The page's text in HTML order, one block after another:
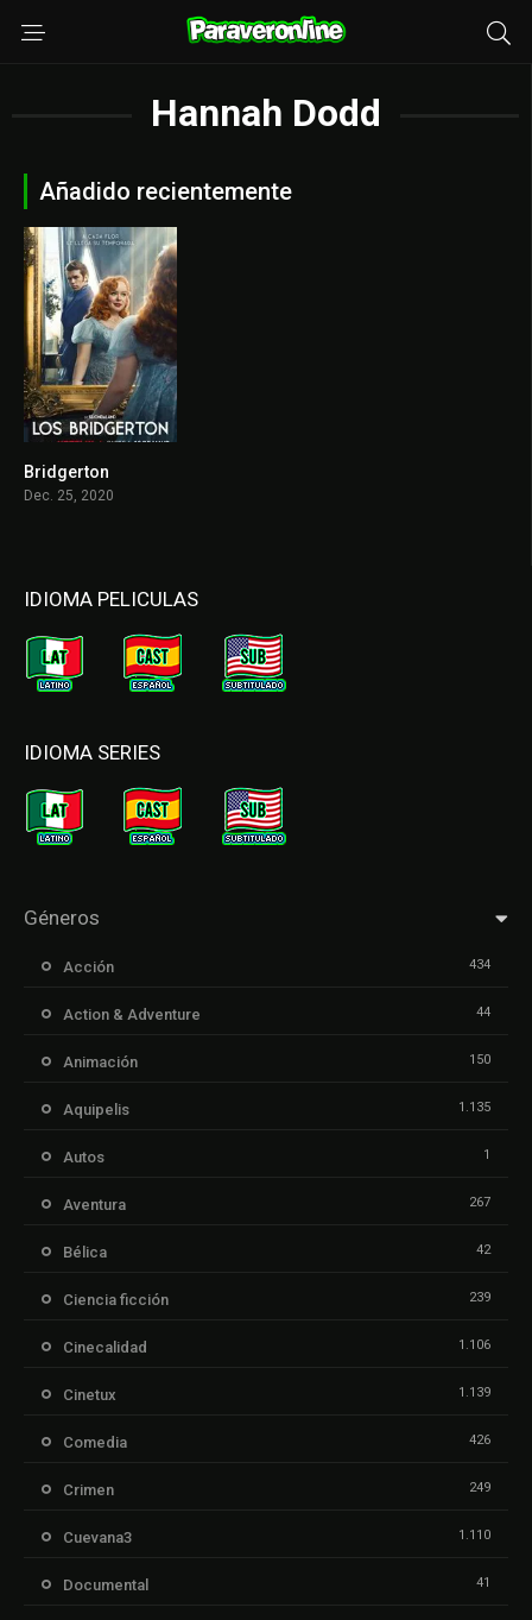
Hannah Dodd
Añadido recientemente
Bridgerton
Dec. 25, 2020
IDIOMA PELICULAS
IDIOMA SERIES
Géneros
Acción 434
Action & Adventure 44
Animación 150
Aquipelis 1.135
Autos 1
Aventura 267
Bélica 42
Ciencia ficción 239
Cinecalidad 1.106
Cinetux 1.139
Comedia 426
Crimen 249
Cuevana3 1.110
Documental 41